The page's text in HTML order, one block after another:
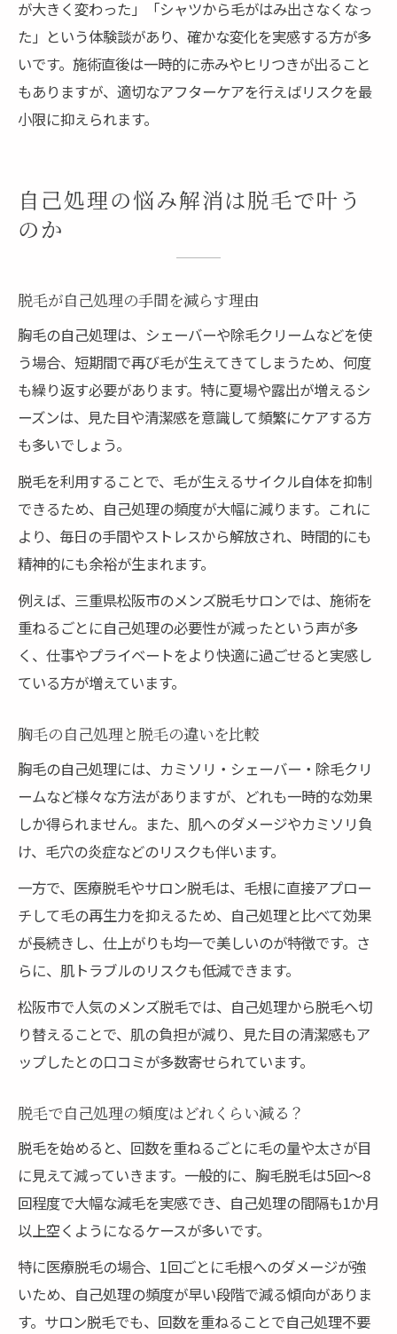
が大きく変わった」「シャツから毛がはみ出さなくなっ
た」という体験談があり、確かな変化を実感する方が多
いです。施術直後は一時的に赤みやヒリつきが出ること
もありますが、適切なアフターケアを行えばリスクを最
小限に抑えられます。
自己処理の悩み解消は脱毛で叶う
のか
脱毛が自己処理の手間を減らす理由
胸毛の自己処理は、シェーバーや除毛クリームなどを使
う場合、短期間で再び毛が生えてきてしまうため、何度
も繰り返す必要があります。特に夏場や露出が増えるシ
ーズンは、見た目や清潔感を意識して頻繁にケアする方
も多いでしょう。
脱毛を利用することで、毛が生えるサイクル自体を抑制
できるため、自己処理の頻度が大幅に減ります。これに
より、毎日の手間やストレスから解放され、時間的にも
精神的にも余裕が生まれます。
例えば、三重県松阪市のメンズ脱毛サロンでは、施術を
重ねるごとに自己処理の必要性が減ったという声が多
く、仕事やプライベートをより快適に過ごせると実感し
ている方が増えています。
胸毛の自己処理と脱毛の違いを比較
胸毛の自己処理には、カミソリ・シェーバー・除毛クリ
ームなど様々な方法がありますが、どれも一時的な効果
しか得られません。また、肌へのダメージやカミソリ負
け、毛穴の炎症などのリスクも伴います。
一方で、医療脱毛やサロン脱毛は、毛根に直接アプロー
チして毛の再生力を抑えるため、自己処理と比べて効果
が長続きし、仕上がりも均一で美しいのが特徴です。さ
らに、肌トラブルのリスクも低減できます。
松阪市で人気のメンズ脱毛では、自己処理から脱毛へ切
り替えることで、肌の負担が減り、見た目の清潔感もア
ップしたとの口コミが多数寄せられています。
脱毛で自己処理の頻度はどれくらい減る？
脱毛を始めると、回数を重ねるごとに毛の量や太さが目
に見えて減っていきます。一般的に、胸毛脱毛は5回〜8
回程度で大幅な減毛を実感でき、自己処理の間隔も1か月
以上空くようになるケースが多いです。
特に医療脱毛の場合、1回ごとに毛根へのダメージが強
いため、自己処理の頻度が早い段階で減る傾向がありま
す。サロン脱毛でも、回数を重ねることで自己処理不要